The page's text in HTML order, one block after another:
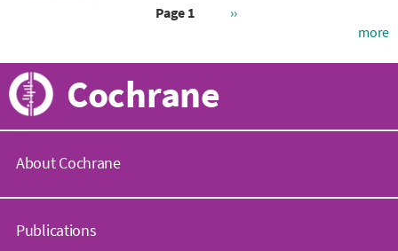
Page 1
Next
››
more
Cochrane
About Cochrane
o
Publications